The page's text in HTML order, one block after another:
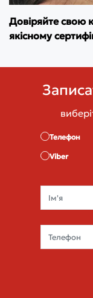
Довіряйте свою
якісному
Телефон
Viber